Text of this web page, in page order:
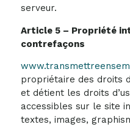
serveur.
Article 5 – Propriété
contrefaçons
propriétaire des droits
et détient les droits
accessibles sur le site
textes, images,